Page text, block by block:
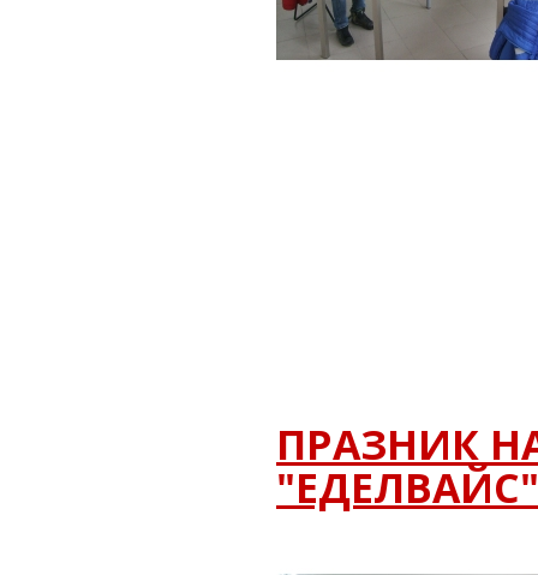
ПРАЗНИК
"ЕДЕЛВАЙС"